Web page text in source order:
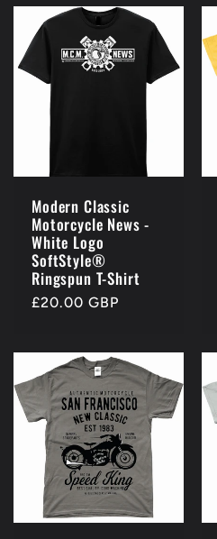
Modern Classic
Motorcycle News -
White Logo
SoftStyle®
Ringspun T-Shirt
Prezzo
£20.00 GBP